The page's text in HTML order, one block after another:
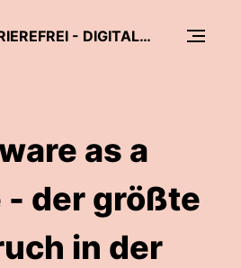
NETZ-BARRIEREFREI - DIGITALE BARRIEREFREIHEIT VERSTEHEN
as a
- der größte
in der